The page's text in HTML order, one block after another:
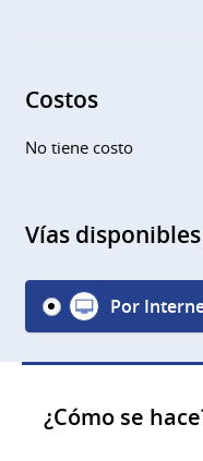
Costos
No tiene costo
Vías
Por
¿Cómo se